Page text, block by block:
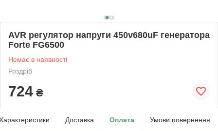
AVR регулятор напруги 450v680uF генератора
Forte FG6500
Немає в наявності
Роздріб
724 ₴
Доставка Оплата Умови повернення